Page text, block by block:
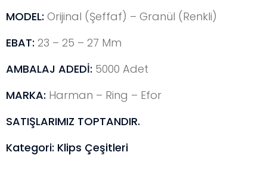
MODEL: Orijinal (Şeffaf) – Granül (Renkli)
EBAT: 23 – 25 – 27 Mm
AMBALAJ ADEDİ: 5000 Adet
MARKA: Harman – Ring – Efor
SATIŞLARIMIZ TOPTANDIR.
Kategori: Klips Çeşitleri